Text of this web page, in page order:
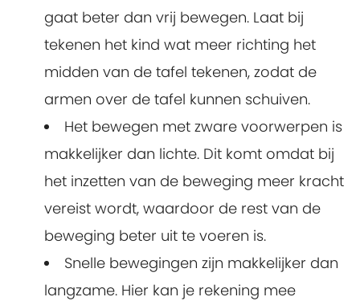
gaat beter dan vrij bewegen. Laat bij
tekenen het kind wat meer richting het
midden van de tafel tekenen, zodat de
armen over de tafel kunnen schuiven.
Het bewegen met zware voorwerpen is
makkelijker dan lichte. Dit komt omdat bij
het inzetten van de beweging meer kracht
vereist wordt, waardoor de rest van de
beweging beter uit te voeren is.
Snelle bewegingen zijn makkelijker dan
langzame. Hier kan je rekening mee